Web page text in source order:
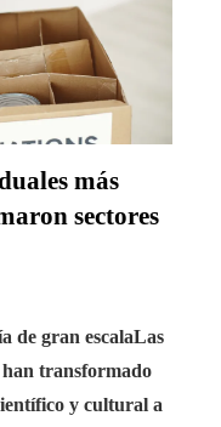
más
sectores
de gran escalaLas
han transformado
y cultural a